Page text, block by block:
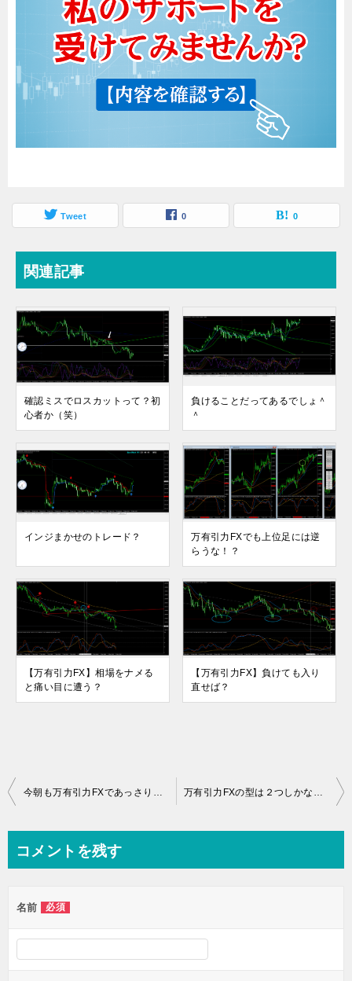
Tweet 0 0
関連記事
確認ミスでロスカットって？初
心者か（笑）
負けることだってあるでしょ＾
＾
インジまかせのトレード？
万有引力FXでも上位足には逆
らうな！？
【万有引力FX】相場をナメる
と痛い目に遭う？
【万有引力FX】負けても入り
直せば？
投
ビ
ー
シ
ョ
コメントを残す
名前 必須